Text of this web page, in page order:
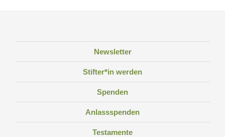
Newsletter
Stifter*in werden
Spenden
Anlassspenden
Testamente